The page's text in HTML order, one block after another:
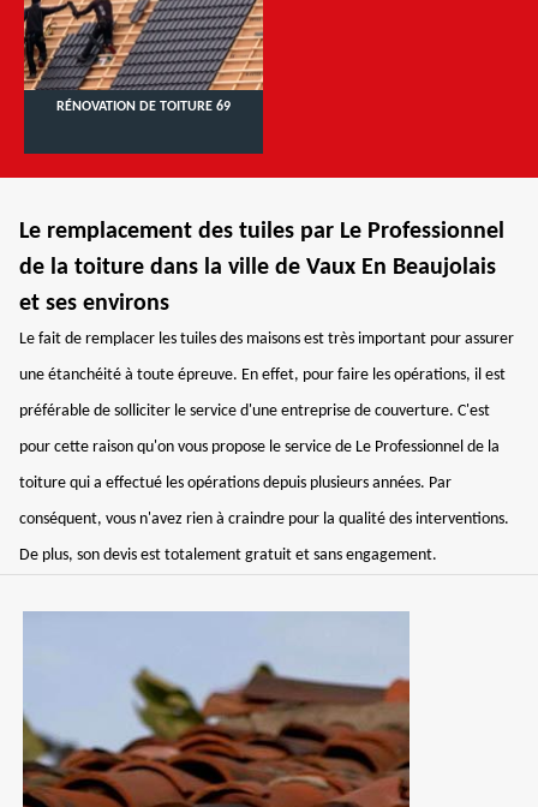
RÉNOVATION DE TOITURE 69
Le remplacement des tuiles par Le Professionnel
de la toiture dans la ville de Vaux En Beaujolais
et ses environs
Le fait de remplacer les tuiles des maisons est très important pour assurer
une étanchéité à toute épreuve. En effet, pour faire les opérations, il est
préférable de solliciter le service d'une entreprise de couverture. C'est
pour cette raison qu'on vous propose le service de Le Professionnel de la
toiture qui a effectué les opérations depuis plusieurs années. Par
conséquent, vous n'avez rien à craindre pour la qualité des interventions.
De plus, son devis est totalement gratuit et sans engagement.